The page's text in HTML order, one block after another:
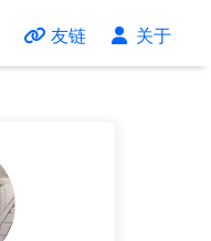
友链 关于